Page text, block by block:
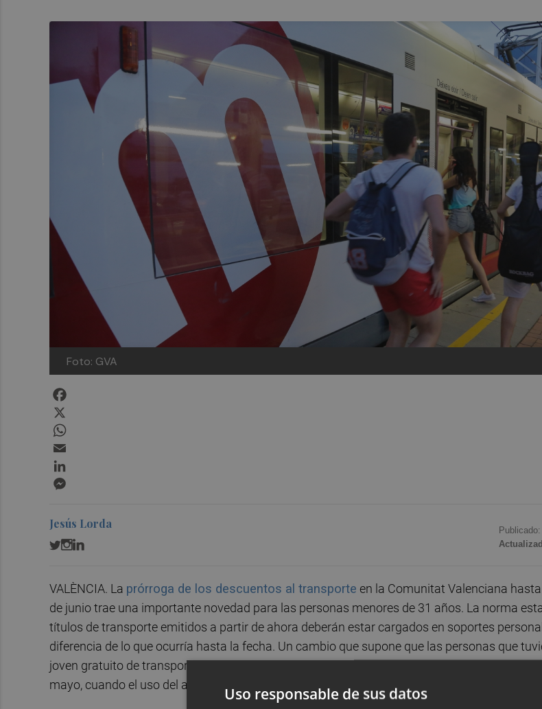
Foto: GVA
Jesús Lorda Publicado:
VALÈNCIA. La prórroga de los descuentos al transporte en la Comunitat Valenciana
de junio trae una importante novedad para las personas menores de 31 años. La norma
títulos de transporte emitidos a partir de ahora deberán estar cargados en soportes
diferencia de lo que ocurría hasta la fecha. Un cambio que supone que las personas que
joven gratuito de transporte público en una tarjeta de cartón podrán seguir usándolo hasta
mayo, cuando el uso del abono personalizado, bautizado como Móbilis30, pasará a ser
Uso responsable de sus datos